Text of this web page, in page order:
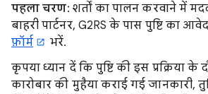
पहला चरण: शर्तों का पालन करवाने में
बाहरी पार्टनर, G2RS के पास पुष्टि का
फ़ॉर्म
भरें.
कृपया ध्यान दें कि पुष्टि की इस प्रक्रिया के
कारोबार की मुहैया कराई गई जानकारी,